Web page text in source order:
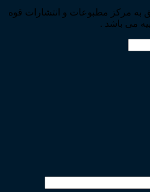
به مرکز مطبوعات و انتشارات قوه
می باشد .